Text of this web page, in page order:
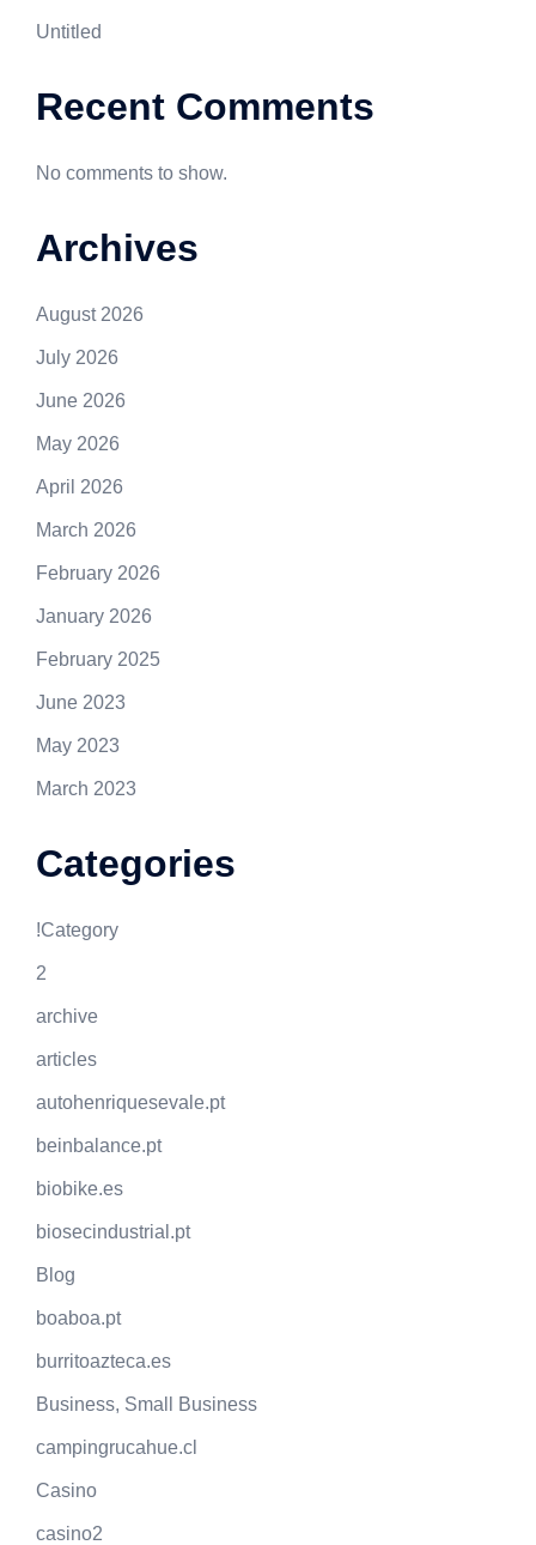
Untitled
Recent Comments
No comments to show.
Archives
August 2026
July 2026
June 2026
May 2026
April 2026
March 2026
February 2026
January 2026
February 2025
June 2023
May 2023
March 2023
Categories
!Category
2
archive
articles
autohenriquesevale.pt
beinbalance.pt
biobike.es
biosecindustrial.pt
Blog
boaboa.pt
burritoazteca.es
Business, Small Business
campingrucahue.cl
Casino
casino2